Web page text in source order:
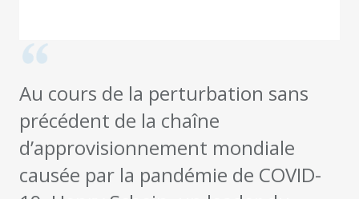
Au cours de la perturbation sans
précédent de la chaîne
d’approvisionnement mondiale
causée par la pandémie de COVID-